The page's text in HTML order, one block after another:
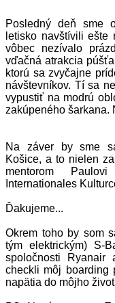
Posledný deň sme
letisko navštívili ešte
vôbec nezívalo
vďačná atrakcia
ktorú sa zvyčajne
návštevníkov. Tí sa
vypustiť na modrú
zakúpeného šarkana.
Na záver by sme
Košice, a to nielen
mentorom
Internationales
Ďakujeme...
Okrem toho by som
tým elektrickým) S-
spoločnosti
Ryanair
checkli môj boarding
napätia do môjho